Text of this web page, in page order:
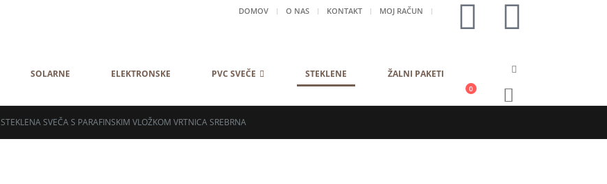
DOMOV O NAS KONTAKT MOJ RAČUN
SOLARNE ELEKTRONSKE PVC SVEČE STEKLENE ŽALNI PAKETI
0
STEKLENA SVEČA S PARAFINSKIM VLOŽKOM VRTNICA SREBRNA